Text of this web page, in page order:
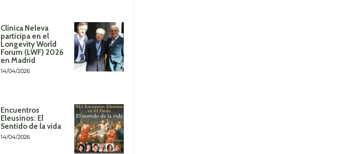
Clínica Neleva
participa en el
Longevity World
Forum (LWF) 2026
en Madrid
14/04/2026
Encuentros
Eleusinos: El
Sentido de la vida
14/04/2026